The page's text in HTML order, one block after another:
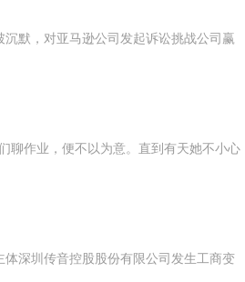
默，对亚马逊公司发起诉讼挑战公司赢
聊作业，便不以为意。直到有天她不小心
深圳传音控股股份有限公司发生工商变